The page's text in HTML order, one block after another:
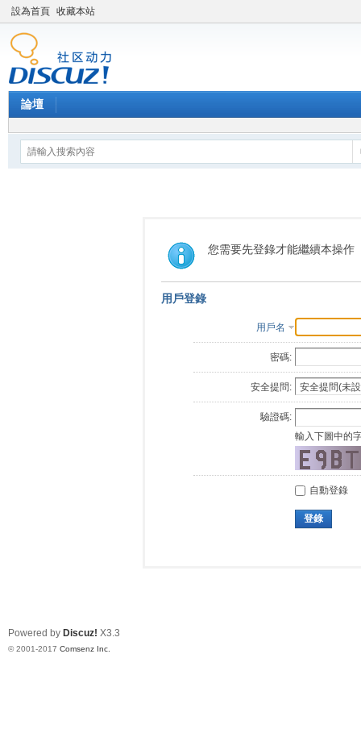
設為首頁 收藏本站
論壇
您需要先登錄才能繼續本操作
用戶登錄
用戶名
密碼:
安全提問:
驗證碼:
輸入下圖中的
自動登錄
登錄
Powered by Discuz! X3.3
© 2001-2017 Comsenz Inc.